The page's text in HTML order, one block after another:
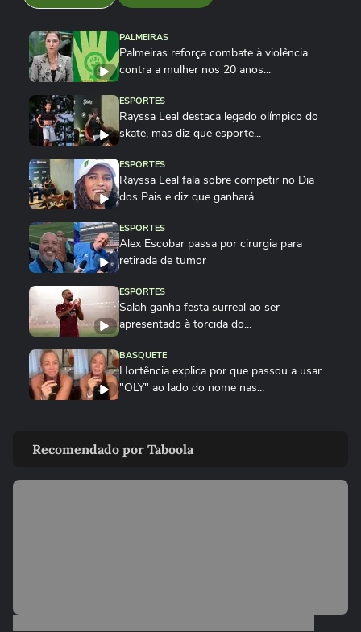
PALMEIRAS
Palmeiras reforça combate à violência
contra a mulher nos 20 anos...
ESPORTES
Rayssa Leal destaca legado olímpico do
skate, mas diz que esporte...
ESPORTES
Rayssa Leal fala sobre competir no Dia
dos Pais e diz que ganhará...
ESPORTES
Alex Escobar passa por cirurgia para
retirada de tumor
ESPORTES
Salah ganha festa surreal ao ser
apresentado à torcida do...
BASQUETE
Hortência explica por que passou a usar
"OLY" ao lado do nome nas...
classificação do time na Copa do...
FUTEBOL
Recomendado por Taboola